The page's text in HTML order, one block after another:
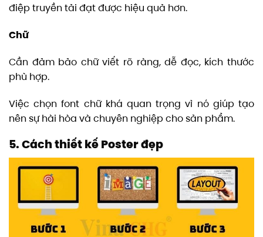
điệp truyền tải đạt được hiệu quả hơn.
Chữ
Cần đảm bảo chữ viết rõ ràng, dễ đọc, kích thước
phù hợp.
Việc chọn font chữ khá quan trọng vì nó giúp tạo
nên sự hài hòa và chuyên nghiệp cho sản phẩm.
5. Cách thiết kế Poster đẹp